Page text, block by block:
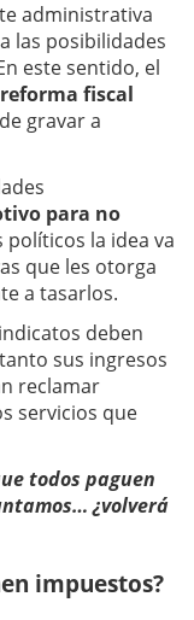
administrativa
las posibilidades
este sentido, el
fiscal
gravar a
para no
políticos la idea va
que les otorga
a tasarlos.
deben
sus ingresos
reclamar
servicios que
todos paguen
¿volverá
impuestos?